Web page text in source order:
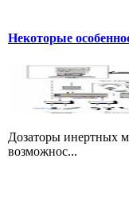
Некоторые
Дозаторы инертных
возможнос...